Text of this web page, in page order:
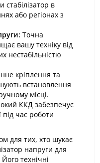
стабілізатор в
або регіонах з
Точна
вашу техніку від
нестабільністю
кріплення та
встановлення
місці.
ККД забезпечує
під час роботи
для тих, хто шукає
напруги для
технічні